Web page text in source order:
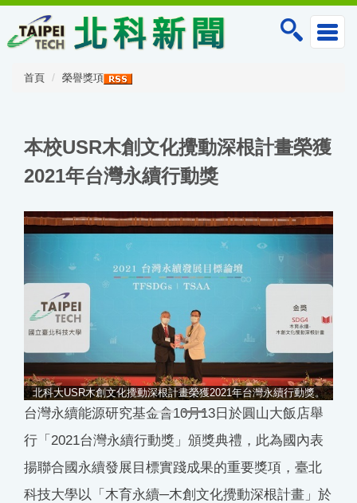
主
首頁 榮譽獎項
本校USR木創文化攪動深根計畫榮獲
2021年台灣永續行動獎
北科大USR木創文化攪動深根計畫榮獲2021年台灣永續行動獎。
台灣永續能源研究基金會10月13日於圓山大飯店舉
行「2021台灣永續行動獎」頒獎典禮，此為國內表
揚聯合國永續發展目標實踐成果的重要獎項，臺北
科技大學以「木育永續─木創文化攪動深根計畫」於